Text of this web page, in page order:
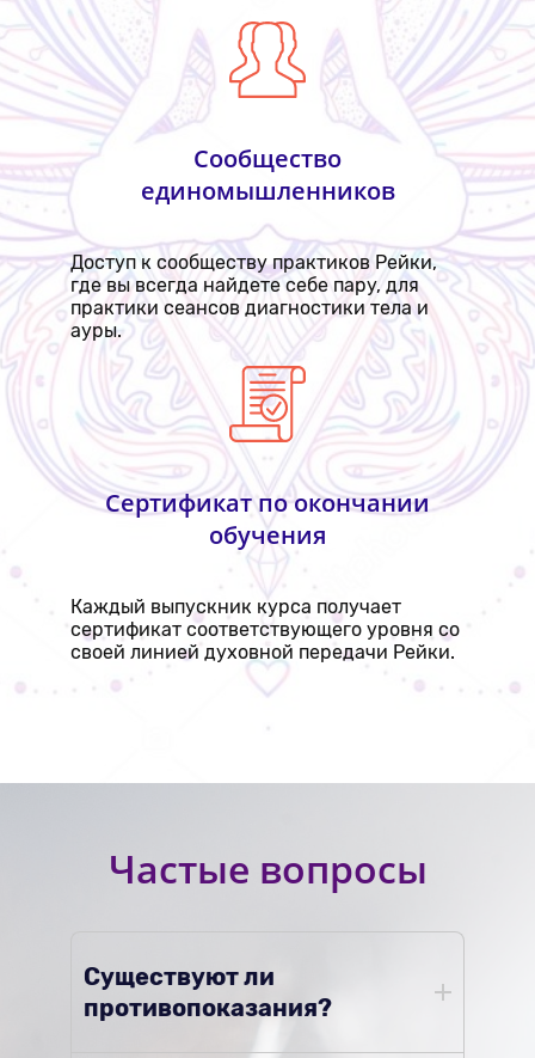
Сообщество
единомышленников
Доступ к сообществу практиков Рейки,
где вы всегда найдете себе пару, для
практики сеансов диагностики тела и
ауры.
Сертификат по окончании
обучения
Каждый выпускник курса получает
сертификат соответствующего уровня со
своей линией духовной передачи Рейки.
Частые вопросы
Существуют ли
противопоказания?